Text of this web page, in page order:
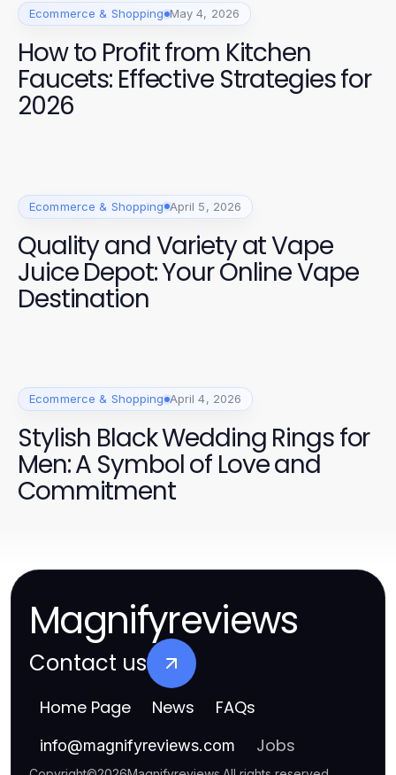
Ecommerce & Shopping May 4, 2026
How to Profit from Kitchen
Faucets: Effective Strategies for
2026
Ecommerce & Shopping April 5, 2026
Quality and Variety at Vape
Juice Depot: Your Online Vape
Destination
Ecommerce & Shopping April 4, 2026
Stylish Black Wedding Rings for
Men: A Symbol of Love and
Commitment
Magnifyreviews
Contact us
Home Page News FAQs
info@magnifyreviews.com Jobs